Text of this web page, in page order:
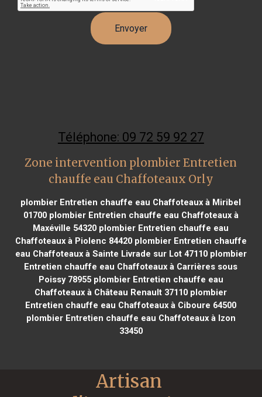
Téléphone: 09 72 59 92 27
Zone intervention plombier Entretien
chauffe eau Chaffoteaux Orly
plombier Entretien chauffe eau Chaffoteaux à Miribel
01700plombier Entretien chauffe eau Chaffoteaux à
Maxéville 54320 plombier Entretien chauffe eau
Chaffoteaux à Piolenc 84420plombier Entretien chauffe
eau Chaffoteaux à Sainte Livrade sur Lot 47110plombier
Entretien chauffe eau Chaffoteaux à Carrières sous
Poissy 78955plombier Entretien chauffe eau
Chaffoteaux à Château Renault 37110 plombier
Entretien chauffe eau Chaffoteaux à Ciboure 64500
plombier Entretien chauffe eau Chaffoteaux à Izon
33450
Artisan